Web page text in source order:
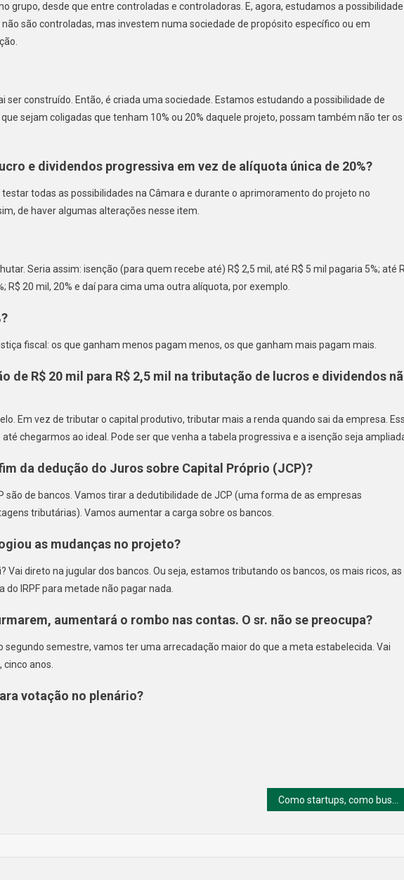
grupo, desde que entre controladas e controladoras. E, agora, estudamos a possibilidade
são controladas, mas investem numa sociedade de propósito específico ou em
ser construído. Então, é criada uma sociedade. Estamos estudando a possibilidade de
sejam coligadas que tenham 10% ou 20% daquele projeto, possam também não ter os
e dividendos progressiva em vez de alíquota única de 20%?
todas as possibilidades na Câmara e durante o aprimoramento do projeto no
de haver algumas alterações nesse item.
Seria assim: isenção (para quem recebe até) R$ 2,5 mil, até R$ 5 mil pagaria 5%; até
R$ 20 mil, 20% e daí para cima uma outra alíquota, por exemplo.
fiscal: os que ganham menos pagam menos, os que ganham mais pagam mais.
de R$ 20 mil para R$ 2,5 mil na tributação de lucros e dividendos
Em vez de tributar o capital produtivo, tributar mais a renda quando sai da empresa.
chegarmos ao ideal. Pode ser que venha a tabela progressiva e a isenção seja
da dedução do Juros sobre Capital Próprio (JCP)?
são de bancos. Vamos tirar a dedutibilidade de JCP (uma forma de as empresas
tributárias). Vamos aumentar a carga sobre os bancos.
as mudanças no projeto?
Vai direto na jugular dos bancos. Ou seja, estamos tributando os bancos, os mais ricos, as
IRPF para metade não pagar nada.
aumentará o rombo nas contas. O sr. não se preocupa?
segundo semestre, vamos ter uma arrecadação maior do que a meta estabelecida. Vai
anos.
votação no plenário?